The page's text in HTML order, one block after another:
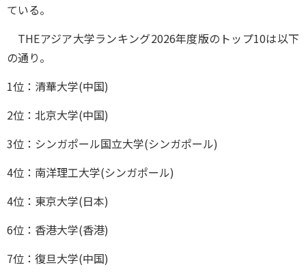
ている。
THEアジア大学ランキング2026年度版のトップ10は以下
の通り。
1位：清華大学(中国)
2位：北京大学(中国)
3位：シンガポール国立大学(シンガポール)
4位：南洋理工大学(シンガポール)
4位：東京大学(日本)
6位：香港大学(香港)
7位：復旦大学(中国)